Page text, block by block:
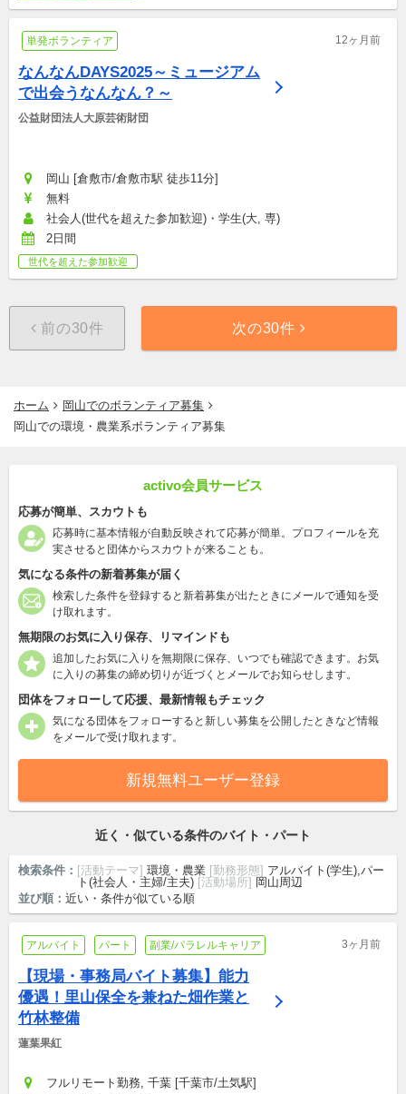
単発ボランティア 12ヶ月前
なんなんDAYS2025～ミュージアム
で出会うなんなん？～
公益財団法人大原芸術財団
岡山 [倉敷市/倉敷市駅 徒歩11分]
無料
社会人(世代を超えた参加歓迎)・学生(大, 専)
2日間
世代を超えた参加歓迎
前の30件 次の30件
ホーム
岡山でのボランティア募集
岡山での環境・農業系ボランティア募集
activo会員サービス
応募が簡単、スカウトも
応募時に基本情報が自動反映されて応募が簡単。プロフィールを充
実させると団体からスカウトが来ることも。
気になる条件の新着募集が届く
検索した条件を登録すると新着募集が出たときにメールで通知を受
け取れます。
無期限のお気に入り保存、リマインドも
追加したお気に入りを無期限に保存、いつでも確認できます。お気
に入りの募集の締め切りが近づくとメールでお知らせします。
団体をフォローして応援、最新情報もチェック
気になる団体をフォローすると新しい募集を公開したときなど情報
をメールで受け取れます。
新規無料ユーザー登録
近く・似ている条件のバイト・パート
検索条件： [活動テーマ] 環境・農業 [勤務形態] アルバイト(学生),パー
ト(社会人・主婦/主夫) [活動場所] 岡山周辺
並び順： 近い・条件が似ている順
アルバイト パート 副業/パラレルキャリア 3ヶ月前
【現場・事務局バイト募集】能力
優遇！里山保全を兼ねた畑作業と
竹林整備
蓮葉果紅
フルリモート勤務, 千葉 [千葉市/土気駅]